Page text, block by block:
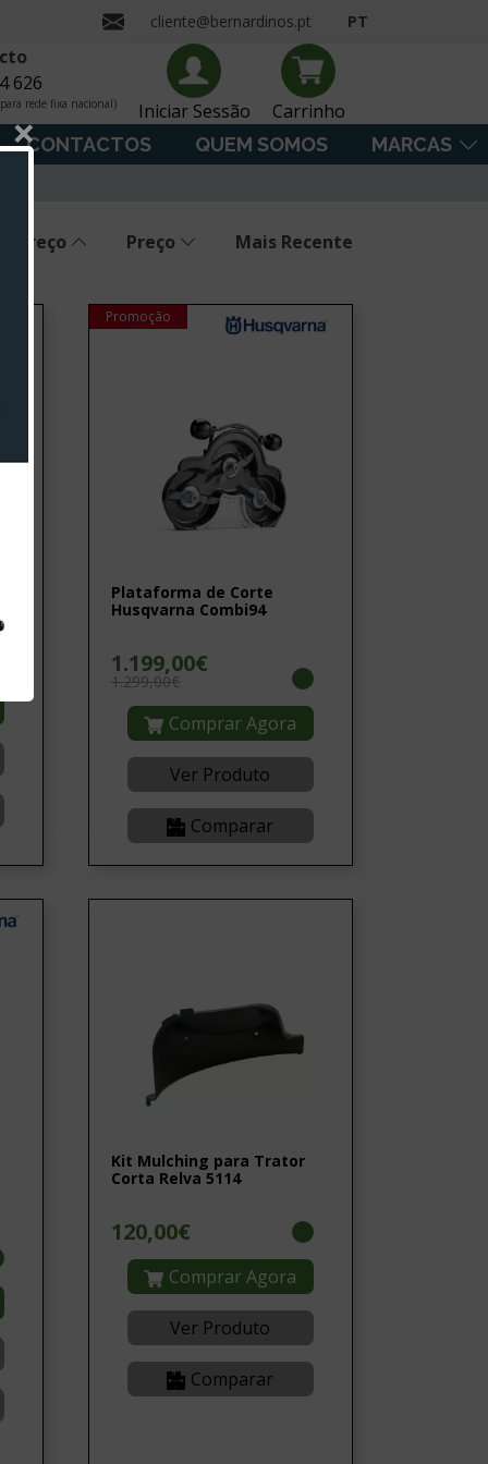
cliente@bernardinos.pt PT
626
rede fixa nacional) Iniciar Sessão Carrinho
CONTACTOS QUEM SOMOS MARCAS
Preço Preço Mais Recente
Promoção
Plataforma de Corte
Husqvarna Combi94
1.199,00€
1.299,00€
Comprar Agora
Ver Produto
Comparar
Kit Mulching para Trator
Corta Relva 5114
120,00€
Comprar Agora
Ver Produto
Comparar
×